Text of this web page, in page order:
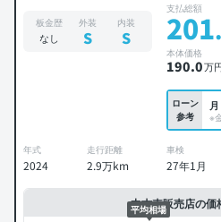
板金歴
なし
外装
S
内装
S
支払総額
201
本体価格
190.0万
ローン
参考
※
年式
2024
走行距離
2.9万km
車検
27年1月
中古車販売店の価
平均相場